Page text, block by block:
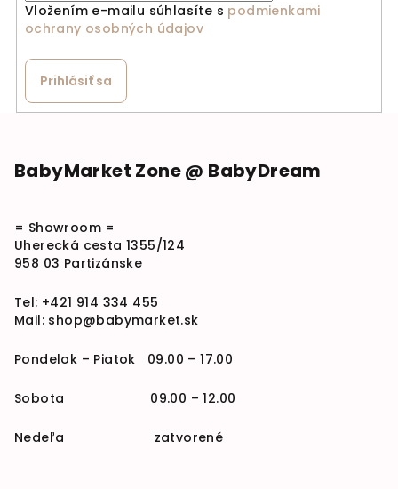
Vložením e-mailu súhlasíte s podmienkami
ochrany osobných údajov
Prihlásiť sa
BabyMarket Zone @ BabyDream
= Showroom =
Uherecká cesta 1355/124
958 03 Partizánske
Tel: +421 914 334 455
Mail: shop@babymarket.sk
Pondelok – Piatok 09.00 – 17.00
Sobota 09.00 – 12.00
Nedeľa zatvorené